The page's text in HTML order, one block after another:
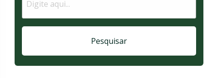
Pesquisar